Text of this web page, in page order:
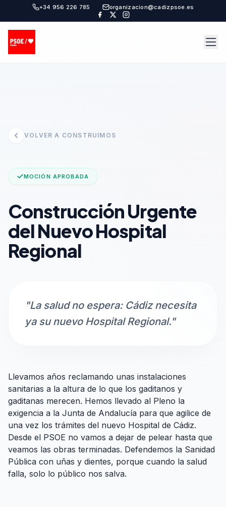
+34 956 226 785 organizacion@cadizpsoe.es
VOLVER A CONSTRUIMOS
MOCIÓN APROBADA
Construcción Urgente
del Nuevo Hospital
Regional
"La salud no espera: Cádiz necesita
ya su nuevo Hospital Regional."
Llevamos años reclamando unas instalaciones
sanitarias a la altura de lo que los gaditanos y
gaditanas merecen. Hemos llevado al Pleno la
exigencia a la Junta de Andalucía para que agilice de
una vez los trámites del nuevo Hospital de Cádiz.
Desde el PSOE no vamos a dejar de pelear hasta que
veamos las obras terminadas. Defendemos la Sanidad
Pública con uñas y dientes, porque cuando la salud
falla, solo lo público nos salva.